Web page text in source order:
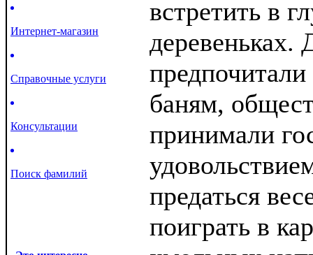
Интернет-магазин
Справочные услуги
Консультации
Поиск фамилий
встретить в
деревеньках.
баням,
принимали
предаться
поиграть в